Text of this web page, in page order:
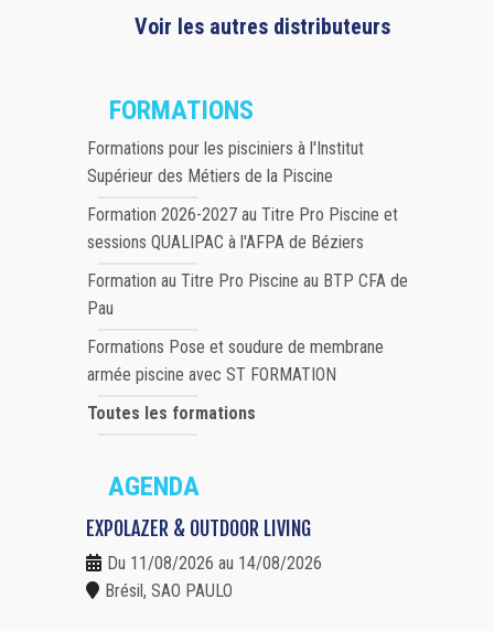
Voir les autres distributeurs
FORMATIONS
Formations pour les pisciniers à l'Institut
Supérieur des Métiers de la Piscine
Formation 2026-2027 au Titre Pro Piscine et
sessions QUALIPAC à l'AFPA de Béziers
Formation au Titre Pro Piscine au BTP CFA de
Pau
Formations Pose et soudure de membrane
armée piscine avec ST FORMATION
Toutes les formations
AGENDA
EXPOLAZER & OUTDOOR LIVING
Du 11/08/2026 au 14/08/2026
Brésil, SAO PAULO